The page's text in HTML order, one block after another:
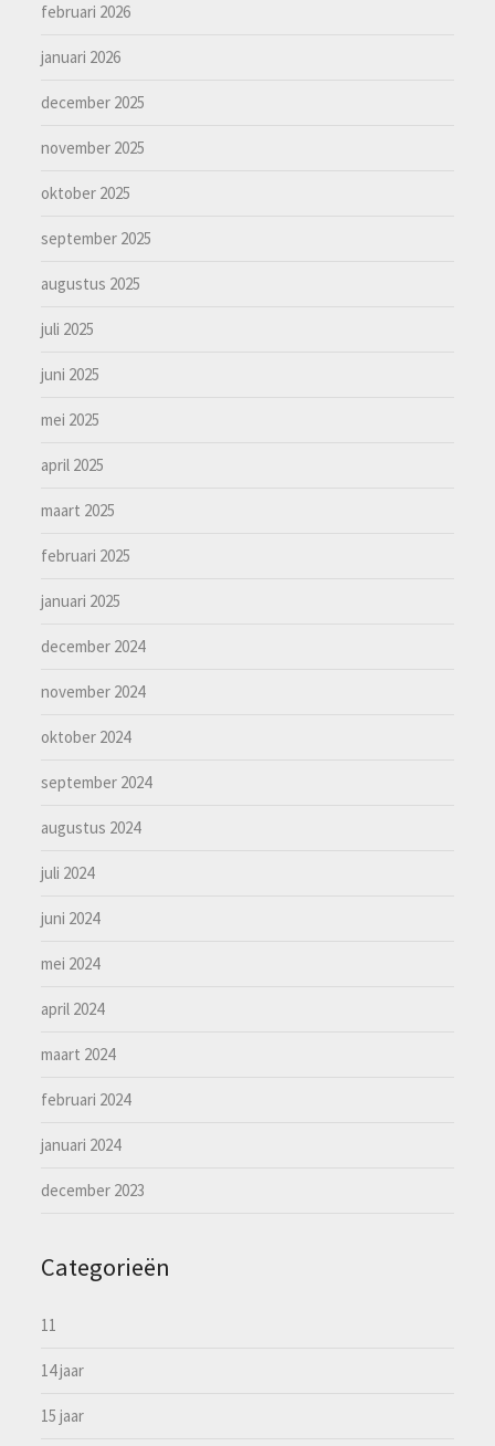
februari 2026
januari 2026
december 2025
november 2025
oktober 2025
september 2025
augustus 2025
juli 2025
juni 2025
mei 2025
april 2025
maart 2025
februari 2025
januari 2025
december 2024
november 2024
oktober 2024
september 2024
augustus 2024
juli 2024
juni 2024
mei 2024
april 2024
maart 2024
februari 2024
januari 2024
december 2023
Categorieën
11
14 jaar
15 jaar